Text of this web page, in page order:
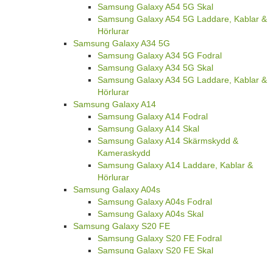
Samsung Galaxy A54 5G Skal
Samsung Galaxy A54 5G Laddare, Kablar &
Hörlurar
Samsung Galaxy A34 5G
Samsung Galaxy A34 5G Fodral
Samsung Galaxy A34 5G Skal
Samsung Galaxy A34 5G Laddare, Kablar &
Hörlurar
Samsung Galaxy A14
Samsung Galaxy A14 Fodral
Samsung Galaxy A14 Skal
Samsung Galaxy A14 Skärmskydd &
Kameraskydd
Samsung Galaxy A14 Laddare, Kablar &
Hörlurar
Samsung Galaxy A04s
Samsung Galaxy A04s Fodral
Samsung Galaxy A04s Skal
Samsung Galaxy S20 FE
Samsung Galaxy S20 FE Fodral
Samsung Galaxy S20 FE Skal